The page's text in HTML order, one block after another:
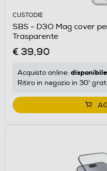
CUSTODIE
SBS - D3O Mag cover
Trasparente
€ 39,90
Acquisto online: disponibile
Ritiro in negozio in 30'